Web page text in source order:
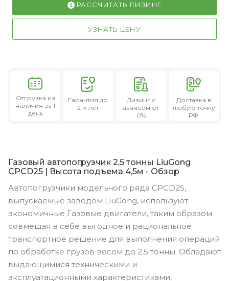
РАССЧИТАТЬ ЛИЗИНГ
УЗНАТЬ ЦЕНУ
Отгрузка из
наличия за 1
день
Гарантия до
2-х лет
Лизингс
авансом от
0%
Доставка в
любую точку
РФ
Газовый автопогрузчик 2,5 тонны LiuGong
CPCD25 | Высота подъема 4,5м - Обзор
Автопогрузчики модельного ряда CPCD25,
выпускаемые заводом LiuGong, используют
экономичные Газовые двигатели, таким образом
совмещая в себе выгодное и рациональное
транспортное решение для выполнения операций
по обработке грузов весом до 2,5 тонны. Обладают
выдающимися техническими и
эксплуатационными характеристиками,